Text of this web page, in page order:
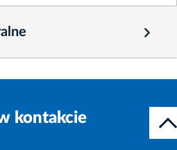
kontakcie